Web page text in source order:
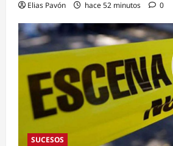
Elias Pavón hace 52 minutos 0
SUCESOS